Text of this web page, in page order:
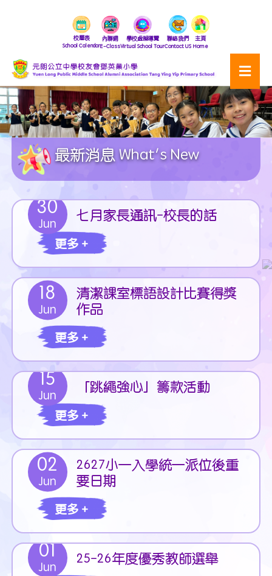
校曆表
School Calendar
內聯網
E-Class
學校虛擬導覽
Virtual School Tour
聯絡我們
Contact US
主頁
Home
最新消息 What's New
30
Jun 七月家長通訊-校長的話
更多 +
18
Jun
清潔課室標語設計比賽得獎
作品
更多 +
15
Jun 「跳繩強心」籌款活動
更多 +
02
Jun
2627小一入學統一派位後重
要日期
更多 +
01
Jun 25-26年度優秀教師選舉